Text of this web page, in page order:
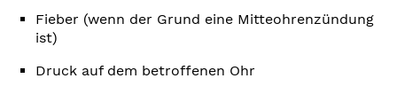
Fieber (wenn der Grund eine Mitteohrenzündung
ist)
Druck auf dem betroffenen Ohr